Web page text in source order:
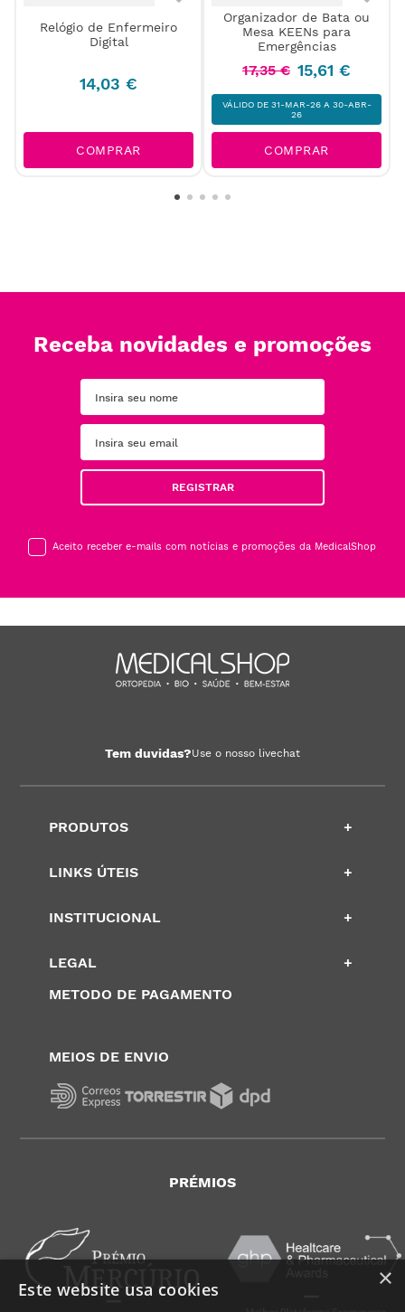
Relógio de Enfermeiro
Digital
14,03 €
COMPRAR
Organizador de Bata ou
Mesa KEENs para
Emergências
17,35 € 15,61 €
VÁLIDO DE 31-MAR-26 A 30-ABR-
26
COMPRAR
Receba novidades e promoções
REGISTRAR
Aceito receber e-mails com notícias e promoções da MedicalShop
Tem duvidas?Use o nosso livechat
PRODUTOS +
LINKS ÚTEIS +
INSTITUCIONAL +
LEGAL
+
METODO DE PAGAMENTO
MEIOS DE ENVIO
PRÉMIOS
×
Este website usa cookies